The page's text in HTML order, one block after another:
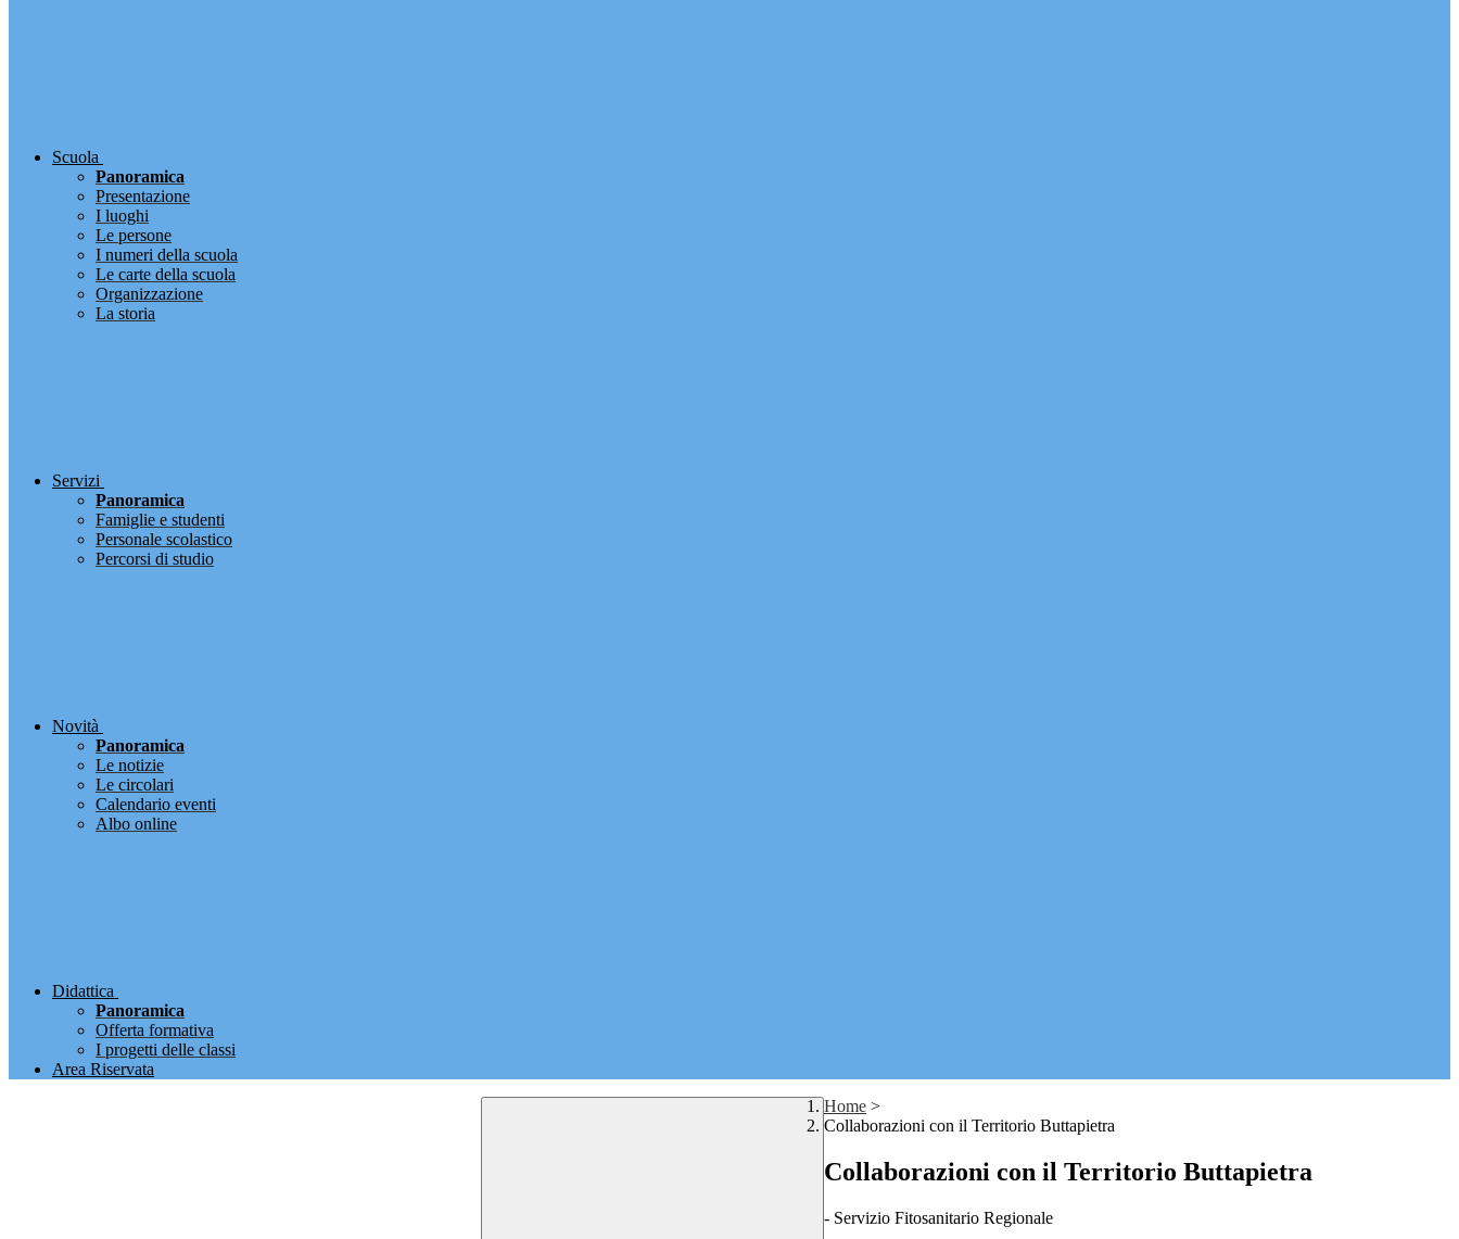
Scuola
Panoramica
Presentazione
I luoghi
Le persone
I numeri della scuola
Le carte della scuola
Organizzazione
La storia
Servizi
Panoramica
Famiglie e studenti
Personale scolastico
Percorsi di studio
Novità
Panoramica
Le notizie
Le circolari
Calendario eventi
Albo online
Didattica
Panoramica
Offerta formativa
I progetti delle classi
Area Riservata
Home >
Collaborazioni con il Territorio Buttapietra
Collaborazioni con il Territorio Buttapietra
- Servizio Fitosanitario Regionale